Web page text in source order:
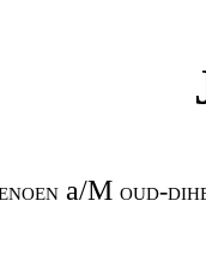
a/Moud-